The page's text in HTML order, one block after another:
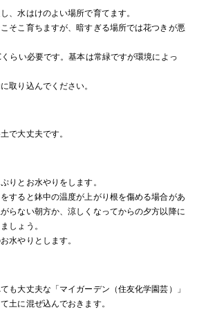
、水はけのよい場所で育てます。
そこ育ちますが、暗すぎる場所では花つきが悪
らい必要です。基本は常緑ですが環境によっ
取り込んでください。
で大丈夫です。
りとお水やりをします。
すると鉢中の温度が上がり根を傷める場合があ
らない朝方か、涼しくなってからの夕方以降に
しょう。
水やりとします。
も大丈夫な「マイガーデン（住友化学園芸）」
土に混ぜ込んでおきます。